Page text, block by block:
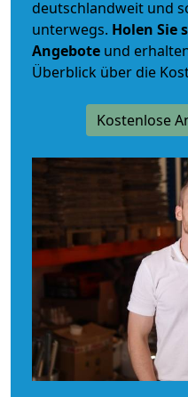
deutschlandweit und
unterwegs. Holen Sie
Angebote und
Überblick über die
Kostenlose